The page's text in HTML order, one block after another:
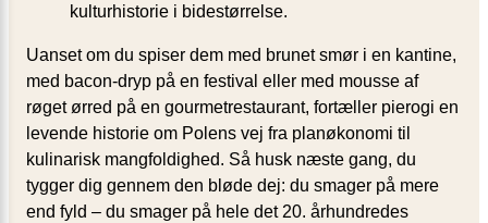
kulturhistorie i bidestørrelse.
Uanset om du spiser dem med brunet smør i en kantine,
med bacon-dryp på en festival eller med mousse af
røget ørred på en gourmetrestaurant, fortæller pierogi en
levende historie om Polens vej fra planøkonomi til
kulinarisk mangfoldighed. Så husk næste gang, du
tygger dig gennem den bløde dej: du smager på mere
end fyld – du smager på hele det 20. århundredes